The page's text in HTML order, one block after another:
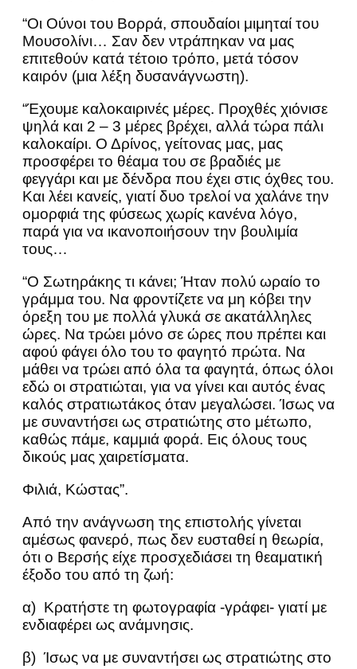
“Οι Ούνοι του Βορρά, σπουδαίοι μιμηταί του
Μουσολίνι… Σαν δεν ντράπηκαν να μας
επιτεθούν κατά τέτοιο τρόπο, μετά τόσον
καιρόν (μια λέξη δυσανάγνωστη).
“Έχουμε καλοκαιρινές μέρες. Προχθές χιόνισε
ψηλά και 2 – 3 μέρες βρέχει, αλλά τώρα πάλι
καλοκαίρι. Ο Δρίνος, γείτονας μας, μας
προσφέρει το θέαμα του σε βραδιές με
φεγγάρι και με δένδρα που έχει στις όχθες του.
Και λέει κανείς, γιατί δυο τρελοί να χαλάνε την
ομορφιά της φύσεως χωρίς κανένα λόγο,
παρά για να ικανοποιήσουν την βουλιμία
τους…
“Ο Σωτηράκης τι κάνει; Ήταν πολύ ωραίο το
γράμμα του. Να φροντίζετε να μη κόβει την
όρεξη του με πολλά γλυκά σε ακατάλληλες
ώρες. Να τρώει μόνο σε ώρες που πρέπει και
αφού φάγει όλο του το φαγητό πρώτα. Να
μάθει να τρώει από όλα τα φαγητά, όπως όλοι
εδώ οι στρατιώται, για να γίνει και αυτός ένας
καλός στρατιωτάκος όταν μεγαλώσει. Ίσως να
με συναντήσει ως στρατιώτης στο μέτωπο,
καθώς πάμε, καμμιά φορά. Εις όλους τους
δικούς μας χαιρετίσματα.
Φιλιά, Κώστας”.
Από την ανάγνωση της επιστολής γίνεται
αμέσως φανερό, πως δεν ευσταθεί η θεωρία,
ότι ο Βερσής είχε προσχεδιάσει τη θεαματική
έξοδο του από τη ζωή:
α) Κρατήστε τη φωτογραφία -γράφει- γιατί με
ενδιαφέρει ως ανάμνησις.
β) Ίσως να με συναντήσει ως στρατιώτης στο